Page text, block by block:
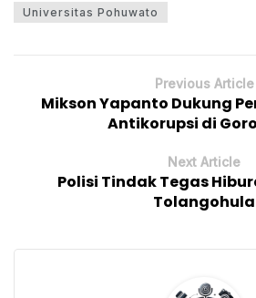
Universitas Pohuwato
Previous Article
Mikson Yapanto Dukung
Antikorupsi di
Next Article
Polisi Tindak Tegas
Tolangohula